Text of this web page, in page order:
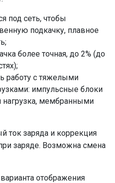
под сеть, чтобы
подкачку, плавное
более точная, до 2% (до
работу с тяжелыми
импульсные блоки
нагрузка, мембранными
ток заряда и коррекция
заряде. Возможна смена
отображения